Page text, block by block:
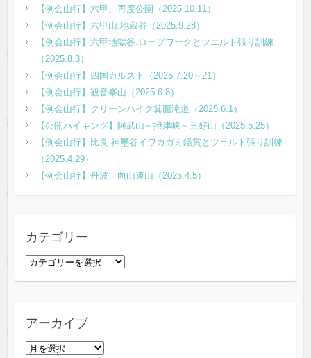
【例会山行】六甲、再度公園（2025.10.11）
【例会山行】六甲山.地蔵谷（2025.9.28）
【例会山行】六甲地獄谷.ロープワークとツエルト張り訓練
（2025.8.3）
【例会山行】四国カルスト（2025.7.20～21）
【例会山行】観音峯山（2025.6.8）
【例会山行】クリーンハイク箕面滝道（2025.6.1）
【公開ハイキング】阿武山～摂津峡～三好山（2025.5.25）
【例会山行】比良.神璽谷イワカガミ鑑賞とツェルト張り訓練
（2025.4.29）
【例会山行】丹波、向山連山（2025.4.5）
カテゴリー
カ
ー
アーカイブ
ア